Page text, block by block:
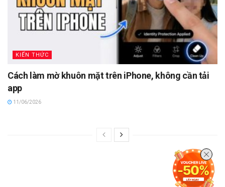
KIẾN THỨC
Cách làm mờ khuôn mặt trên iPhone, không cần tải
app
11/06/2026